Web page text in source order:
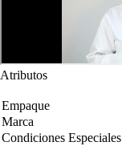
Atributos
Empaque
Marca
Condiciones Especiales